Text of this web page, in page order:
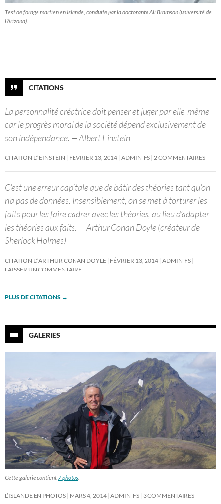
Test de forage martien en Islande, conduite par la doctorante Ali Bramson (université de
l’Arizona).
CITATIONS
La personnalité créatrice doit penser et juger par elle-même
car le progrès moral de la société dépend exclusivement de
son indépendance. — Albert Einstein
CITATION D’EINSTEIN FÉVRIER 13, 2014 ADMIN-FS 2 COMMENTAIRES
C’est une erreur capitale que de bâtir des théories tant qu’on
n’a pas de données. Insensiblement, on se met à torturer les
faits pour les faire cadrer avec les théories, au lieu d’adapter
les théories aux faits. — Arthur Conan Doyle (créateur de
Sherlock Holmes)
CITATION D’ARTHUR CONAN DOYLE FÉVRIER 13, 2014 ADMIN-FS
LAISSER UN COMMENTAIRE
PLUS DE CITATIONS →
GALERIES
Cette galerie contient 7 photos
L’ISLANDE EN PHOTOS MARS 4, 2014 ADMIN-FS 3 COMMENTAIRES